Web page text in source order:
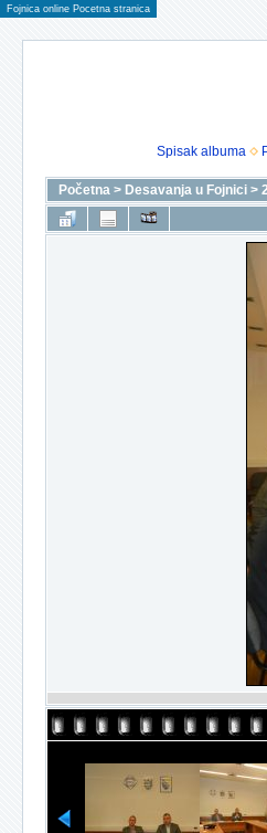
Fojnica online Pocetna stranica
Spisak albuma
Početna > Desavanja u Fojnici >